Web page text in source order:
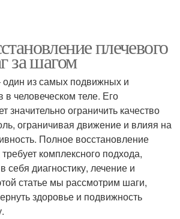
плечевого
за шагом
один из самых подвижных и
в человеческом теле. Его
значительно ограничить качество
ограничивая движение и влияя на
Полное восстановление
комплексного подхода,
себя диагностику, лечение и
статье мы рассмотрим шаги,
здоровье и подвижность